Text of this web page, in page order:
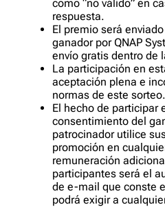
como “no válido” en
respuesta.
El premio será
ganador por QNAP
envío gratis dentro de
La participación en
aceptación plena e
normas de este sorteo.
El hecho de participar
consentimiento del
patrocinador utilice
promoción en
remuneración
participantes será el
de e-mail que conste
podrá exigir a